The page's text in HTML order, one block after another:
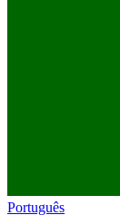
Português